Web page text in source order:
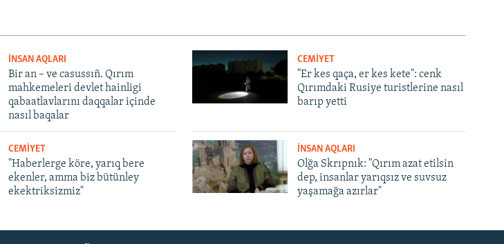
İNSAN AQLARI
Bir an – ve casussıñ. Qırım
mahkemeleri devlet hainligi
qabaatlavlarını daqqalar içinde
nasıl baqalar
CEMİYET
"Er kes qaça, er kes kete": cenk
Qırımdaki Rusiye turistlerine nasıl
barıp yetti
CEMİYET
"Haberlerge köre, yarıq bere
ekenler, amma biz bütünley
ekektriksizmiz"
İNSAN AQLARI
Olğa Skrıpnık: "Qırım azat etilsin
dep, insanlar yarıqsız ve suvsuz
yaşamağa azırlar"